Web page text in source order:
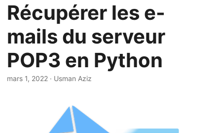
l
a
n
v
i
Récupérer les e-
mails du serveur
POP3 en Python
mars 1, 2022 · Usman Aziz